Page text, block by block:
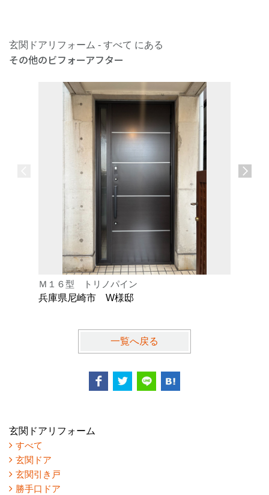
玄関ドアリフォーム - すべて にある
その他のビフォーアフター
Ｍ１６型 トリノパイン
兵庫県尼崎市 W様邸
一覧へ戻る
玄関ドアリフォーム
すべて
玄関ドア
玄関引き戸
勝手口ドア